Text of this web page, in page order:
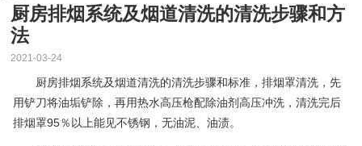
厨房排烟系统及烟道清洗的清洗步骤和方
法
2021-03-24
厨房排烟系统及烟道清洗的清洗步骤和标准，排烟罩清洗，先
用铲刀将油垢铲除，再用热水高压枪配除油剂高压冲洗，清洗完后
排烟罩95％以上能见不锈钢，无油泥、油渍。